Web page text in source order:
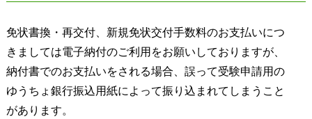
免状書換・再交付、新規免状交付手数料のお支払いにつ
きましては電子納付のご利用をお願いしておりますが、
納付書でのお支払いをされる場合、誤って受験申請用の
ゆうちょ銀行振込用紙によって振り込まれてしまうこと
があります。